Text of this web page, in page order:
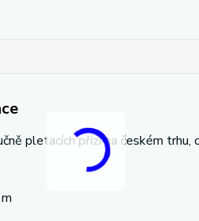
pletacích přízí na českém